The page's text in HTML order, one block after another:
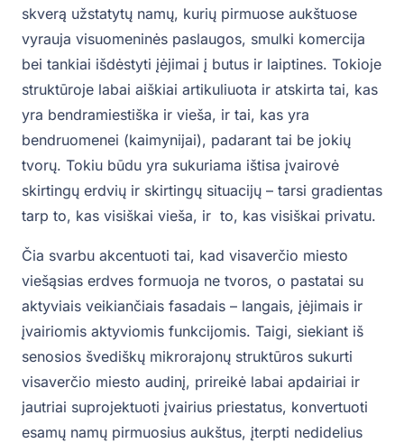
skverą užstatytų namų, kurių pirmuose aukštuose
vyrauja visuomeninės paslaugos, smulki komercija
bei tankiai išdėstyti įėjimai į butus ir laiptines. Tokioje
struktūroje labai aiškiai artikuliuota ir atskirta tai, kas
yra bendramiestiška ir vieša, ir tai, kas yra
bendruomenei (kaimynijai), padarant tai be jokių
tvorų. Tokiu būdu yra sukuriama ištisa įvairovė
skirtingų erdvių ir skirtingų situacijų – tarsi gradientas
tarp to, kas visiškai vieša, ir to, kas visiškai privatu.
Čia svarbu akcentuoti tai, kad visaverčio miesto
viešąsias erdves formuoja ne tvoros, o pastatai su
aktyviais veikiančiais fasadais – langais, įėjimais ir
įvairiomis aktyviomis funkcijomis. Taigi, siekiant iš
senosios švediškų mikrorajonų struktūros sukurti
visaverčio miesto audinį, prireikė labai apdairiai ir
jautriai suprojektuoti įvairius priestatus, konvertuoti
esamų namų pirmuosius aukštus, įterpti nedidelius